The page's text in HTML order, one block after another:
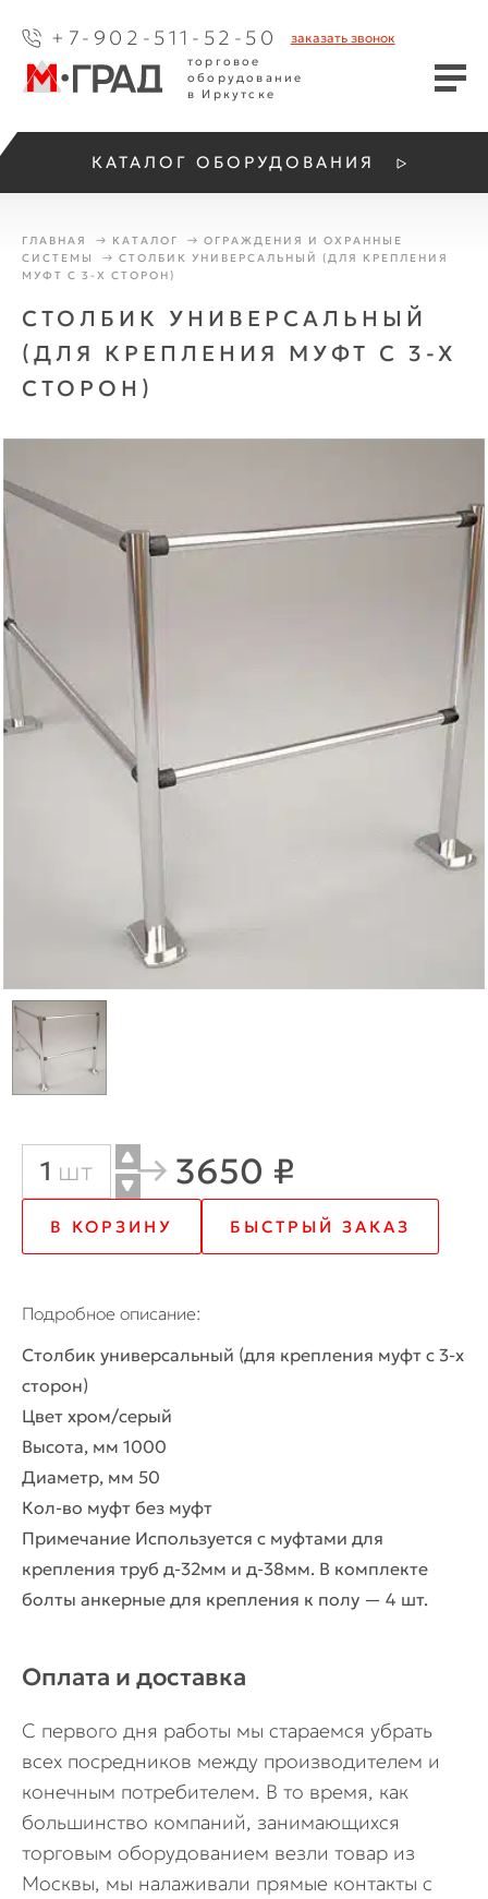
+7-902-511-52-50 заказатьзвонок
торговое
оборудование
в Иркутске
КАТАЛОГ ОБОРУДОВАНИЯ
ГЛАВНАЯ КАТАЛОГ
ОГРАЖДЕНИЯ И ОХРАННЫЕ
СИСТЕМЫ
СТОЛБИК УНИВЕРСАЛЬНЫЙ (ДЛЯ КРЕПЛЕНИЯ
МУФТ С 3-Х СТОРОН)
СТОЛБИК УНИВЕРСАЛЬНЫЙ
(ДЛЯ КРЕПЛЕНИЯ МУФТ С 3-Х
СТОРОН)
Количество
Столбик
крепления
муфт
с
3-
х
сторон)
шт 3650 ₽
В КОРЗИНУ БЫСТРЫЙ ЗАКАЗ
Подробное описание
Столбик универсальный (для крепления муфт с 3-х
сторон)
Цвет хром/серый
Высота, мм 1000
Диаметр, мм 50
Кол-во муфт без муфт
Примечание Используется с муфтами для
крепления труб д-32мм и д-38мм. В комплекте
болты анкерные для крепления к полу — 4 шт.
Оплата и доставка
С первого дня работы мы стараемся убрать
всех посредников между производителем и
конечным потребителем. В то время, как
большинство компаний, занимающихся
торговым оборудованием везли товар из
Москвы, мы налаживали прямые контакты с